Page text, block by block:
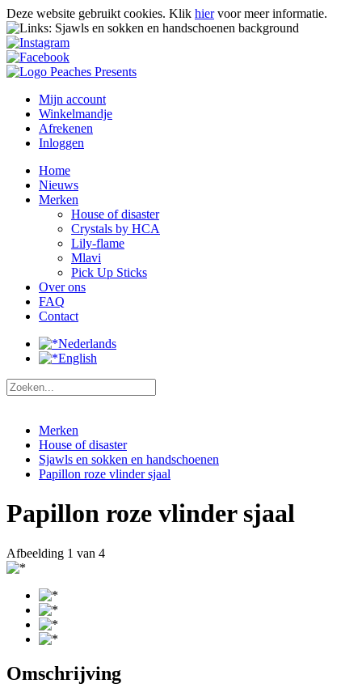
Deze website gebruikt cookies. Klik hiervoor meer informatie.
Mijn account
Winkelmandje
Afrekenen
Inloggen
Home
Nieuws
Merken
House of disaster
Crystals by HCA
Lily-flame
Mlavi
Pick Up Sticks
Over ons
FAQ
Contact
Nederlands
English
Merken
House of disaster
Sjawls en sokken en handschoenen
Papillon roze vlinder sjaal
Papillon roze vlinder sjaal
Afbeelding 1 van 4
Omschrijving